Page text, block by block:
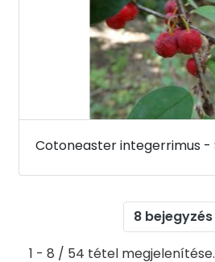
8 bejegyzés
1 - 8 / 54 tétel megjelenítése.